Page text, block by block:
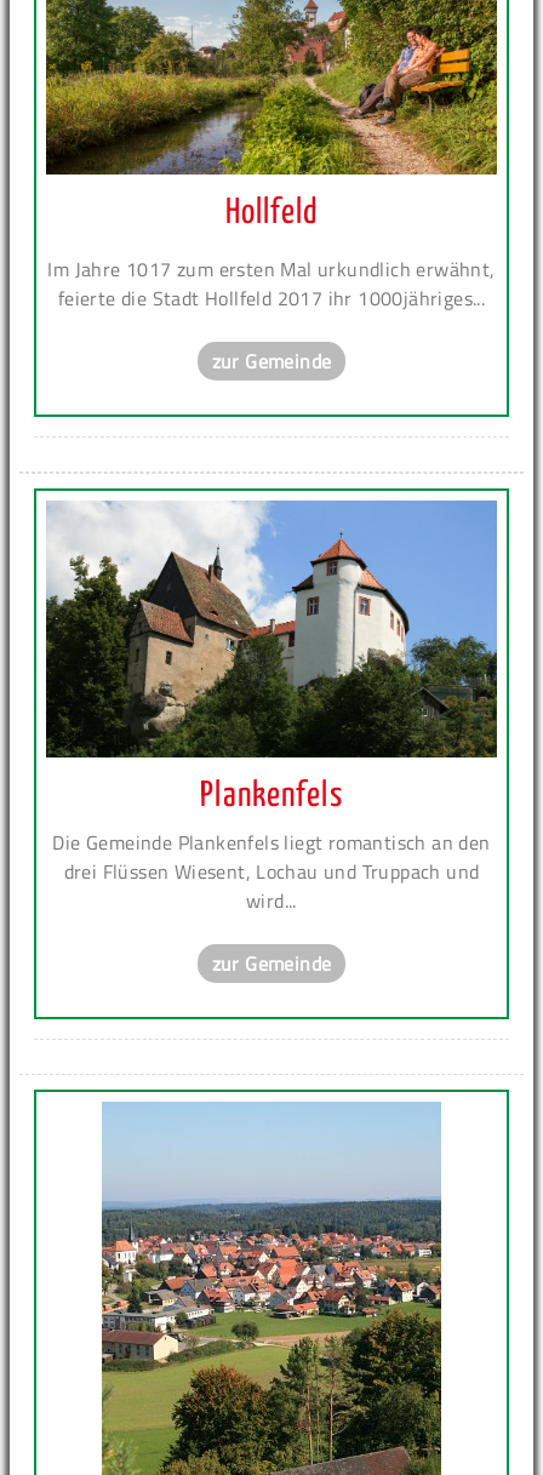
Hollfeld
Im Jahre 1017 zum ersten Mal urkundlich erwähnt,
feierte die Stadt Hollfeld 2017 ihr 1000jähriges...
zur Gemeinde
Plankenfels
Die Gemeinde Plankenfels liegt romantisch an den
drei Flüssen Wiesent, Lochau und Truppach und
wird...
zur Gemeinde